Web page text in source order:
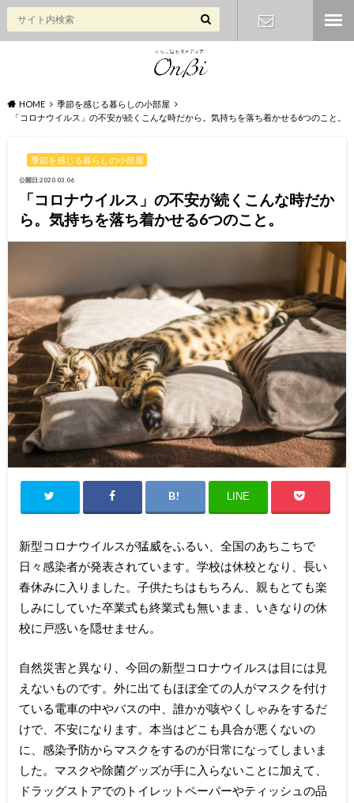
HOME
季節を感じる暮らしの小部屋
「コロナウイルス」の不安が続くこんな時だから。気持ちを落ち着かせる6つのこと。
季節を感じる暮らしの小部屋
公開日:2020.03.06
「コロナウイルス」の不安が続くこんな時だか
ら。気持ちを落ち着かせる6つのこと。
LINE
新型コロナウイルスが猛威をふるい、全国のあちこちで
日々感染者が発表されています。学校は休校となり、長い
春休みに入りました。子供たちはもちろん、親もとても楽
しみにしていた卒業式も終業式も無いまま、いきなりの休
校に戸惑いを隠せません。
自然災害と異なり、今回の新型コロナウイルスは目には見
えないものです。外に出てもほぼ全ての人がマスクを付け
ている電車の中やバスの中、誰かが咳やくしゃみをするだ
けで、不安になります。本当はどこも具合が悪くないの
に、感染予防からマスクをするのが日常になってしまいま
した。マスクや除菌グッズが手に入らないことに加えて、
ドラッグストアでのトイレットペーパーやティッシュの品